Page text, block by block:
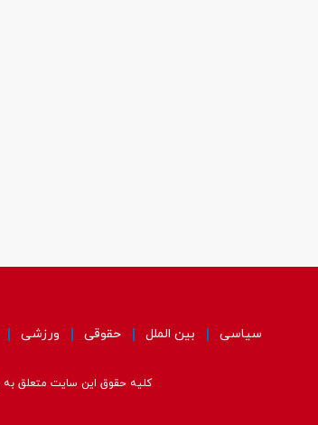
سیاسی بین الملل حقوقی ورزشی
کلیه حقوق این سایت متعلق به